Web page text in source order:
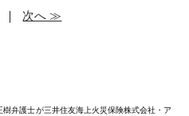
樹弁護士が三井住友海上火災保険株式会社・ア
｜ 次へ ≫